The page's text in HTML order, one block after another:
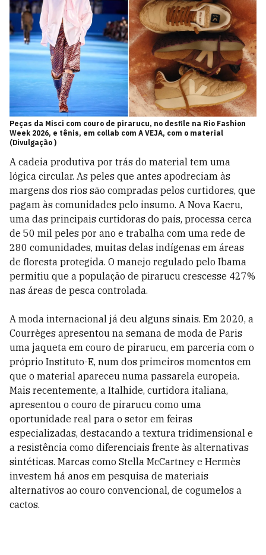
Peças da Misci com couro de pirarucu, no desfile na Rio Fashion
Week 2026, e tênis, em collab com A VEJA, com o material
(Divulgação )
A cadeia produtiva por trás do material tem uma
lógica circular. As peles que antes apodreciam às
margens dos rios são compradas pelos curtidores, que
pagam às comunidades pelo insumo. A Nova Kaeru,
uma das principais curtidoras do país, processa cerca
de 50 mil peles por ano e trabalha com uma rede de
280 comunidades, muitas delas indígenas em áreas
de floresta protegida. O manejo regulado pelo Ibama
permitiu que a população de pirarucu crescesse 427%
nas áreas de pesca controlada.
A moda internacional já deu alguns sinais. Em 2020, a
Courrèges apresentou na semana de moda de Paris
uma jaqueta em couro de pirarucu, em parceria com o
próprio Instituto-E, num dos primeiros momentos em
que o material apareceu numa passarela europeia.
Mais recentemente, a Italhide, curtidora italiana,
apresentou o couro de pirarucu como uma
oportunidade real para o setor em feiras
especializadas, destacando a textura tridimensional e
a resistência como diferenciais frente às alternativas
sintéticas. Marcas como Stella McCartney e Hermès
investem há anos em pesquisa de materiais
alternativos ao couro convencional, de cogumelos a
cactos.